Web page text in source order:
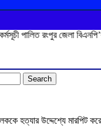
রংপুর জেলা বিএনপি’র সদস্য
চালককে হত্যার উদ্দেশ্যে মারপিট